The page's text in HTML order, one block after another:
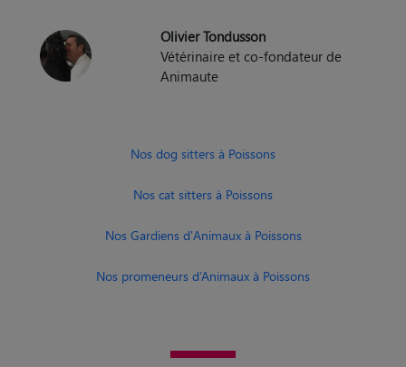
Olivier Tondusson
Vétérinaire et co-fondateur de
Animaute
Nos dog sitters à Poissons
Nos cat sitters à Poissons
Nos Gardiens d'Animaux à Poissons
Nos promeneurs d’Animaux à Poissons